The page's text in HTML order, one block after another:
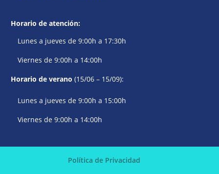
Horario de atención:
Lunes a jueves de 9:00h a 17:30h
Viernes de 9:00h a 14:00h
Horario de verano (15/06 – 15/09):
Lunes a jueves de 9:00h a 15:00h
Viernes de 9:00h a 14:00h
Política de Privacidad